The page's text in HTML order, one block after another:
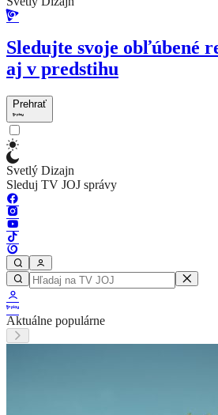
Sledujte svoje obľúbené
aj v predstihu
Prehrať
Svetlý Dizajn
Sleduj TV JOJ správy
Aktuálne populárne